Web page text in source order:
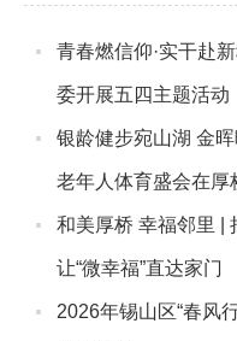
青春燃信仰·实干赴
委开展五四主题活动
银龄健步宛山湖 金
老年人体育盛会在厚
和美厚桥 幸福邻里 |
让“微幸福”直达家门
2026年锡山区“春风